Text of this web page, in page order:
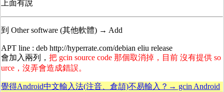
上面有說
到 Other software (其他軟體) → Add
APT line : deb http://hyperrate.com/debian eliu release
會加入兩列， 把 gcin source code 那個取消掉，目前 沒有提供 so
urce，沒弄會造成錯誤。
覺得Android中文輸入法(注音、倉頡)不易輸入？→ gcin Android